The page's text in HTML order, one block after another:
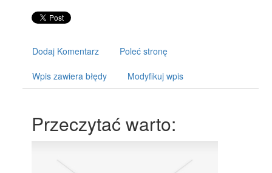
Dodaj Komentarz Poleć stronę
Wpis zawiera błędy Modyfikuj wpis
Przeczytać warto: